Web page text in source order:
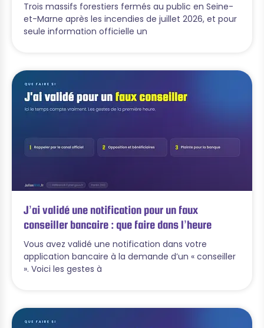
Trois massifs forestiers fermés au public en Seine-
et-Marne après les incendies de juillet 2026, et pour
seule information officielle un
J’ai validé une notification pour un faux
conseiller bancaire : que faire dans l’heure
Vous avez validé une notification dans votre
application bancaire à la demande d’un « conseiller
». Voici les gestes à